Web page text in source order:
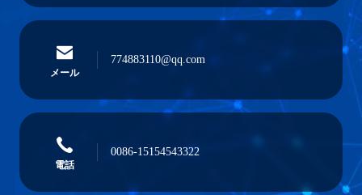
メール
774883110@qq.com
電話
0086-15154543322